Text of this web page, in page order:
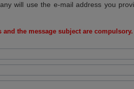
will use the e-mail address you
and the message subject are compulsory.